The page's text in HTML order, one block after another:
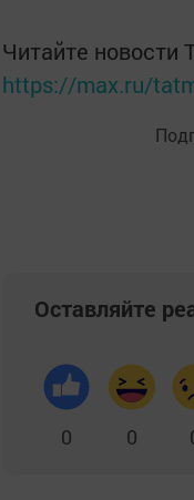
Читайте новости
https://max.ru/
Оставляйте
0 0